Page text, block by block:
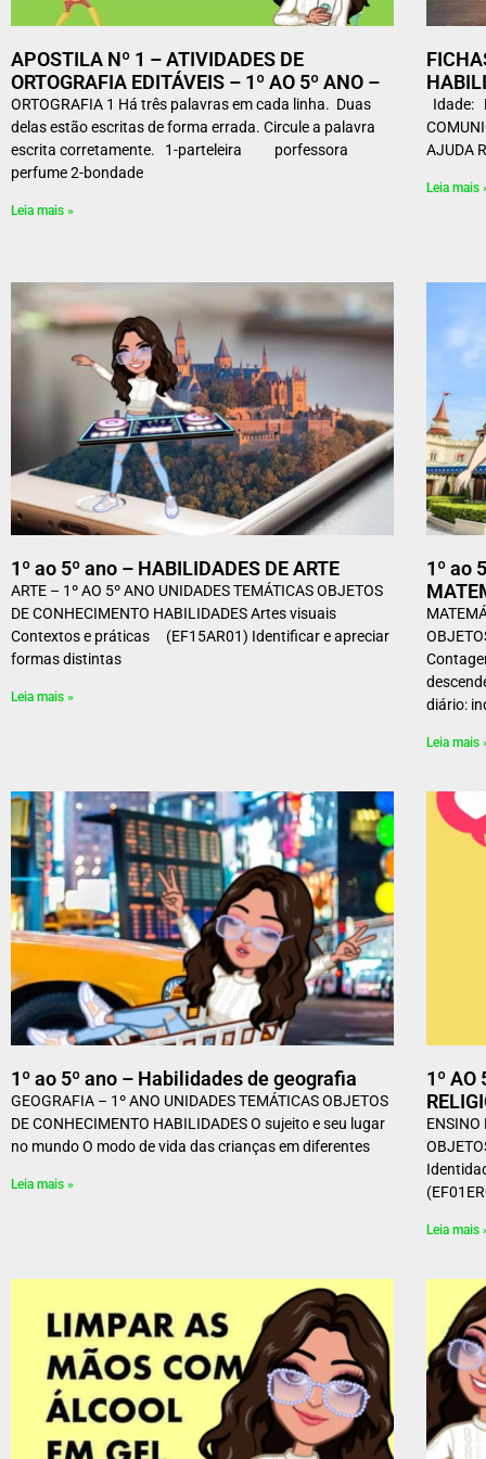
APOSTILA Nº 1 – ATIVIDADES DE
ORTOGRAFIA EDITÁVEIS – 1º AO 5º ANO –
ORTOGRAFIA 1 Há três palavras em cada linha. Duas
delas estão escritas de forma errada. Circule a palavra
escrita corretamente. 1-parteleira porfessora
perfume 2-bondade
Leia mais »
Idade:
AJUDA
Leia mais
1º ao 5º ano – HABILIDADES DE ARTE
ARTE – 1º AO 5º ANO UNIDADES TEMÁTICAS OBJETOS
DE CONHECIMENTO HABILIDADES Artes visuais
Contextos e práticas (EF15AR01) Identificar e apreciar
formas distintas
Leia mais »
1º ao
diário:
Leia mais
1º ao 5º ano – Habilidades de geografia
GEOGRAFIA – 1º ANO UNIDADES TEMÁTICAS OBJETOS
DE CONHECIMENTO HABILIDADES O sujeito e seu lugar
no mundo O modo de vida das crianças em diferentes
Leia mais »
1º AO
ENSINO
Leia mais